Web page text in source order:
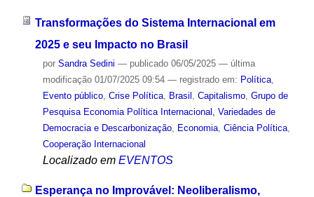
Transformações do Sistema Internacional em
2025 e seu Impacto no Brasil
por Sandra Sedini — publicado06/05/2025 — última
modificação01/07/2025 09:54 — registrado em: Política,
Evento público, Crise Política, Brasil Capitalismo, Grupo de
Pesquisa Economia Política Internacional, Variedades de
Democracia e Descarbonização, Economia, Ciência Política,
Cooperação Internacional
Localizado em EVENTOS
Esperança no Improvável: Neoliberalismo,